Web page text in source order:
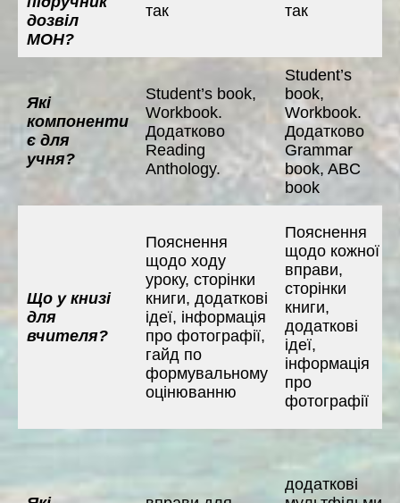
дозвіл
МОН?
так так
Які
компоненти
є для
учня?
Student’s book,
Workbook.
Додатково
Reading
Anthology.
Student’s
book,
Workbook.
Додатково
Grammar
book, ABC
book
Що у книзі
для
вчителя?
Пояснення
щодо ходу
уроку, сторінки
книги, додаткові
ідеї, інформація
про фотографії,
гайд по
формувальному
оцінюванню
Пояснення
щодо кожної
вправи,
сторінки
книги,
додаткові
ідеї,
інформація
про
фотографії
додаткові